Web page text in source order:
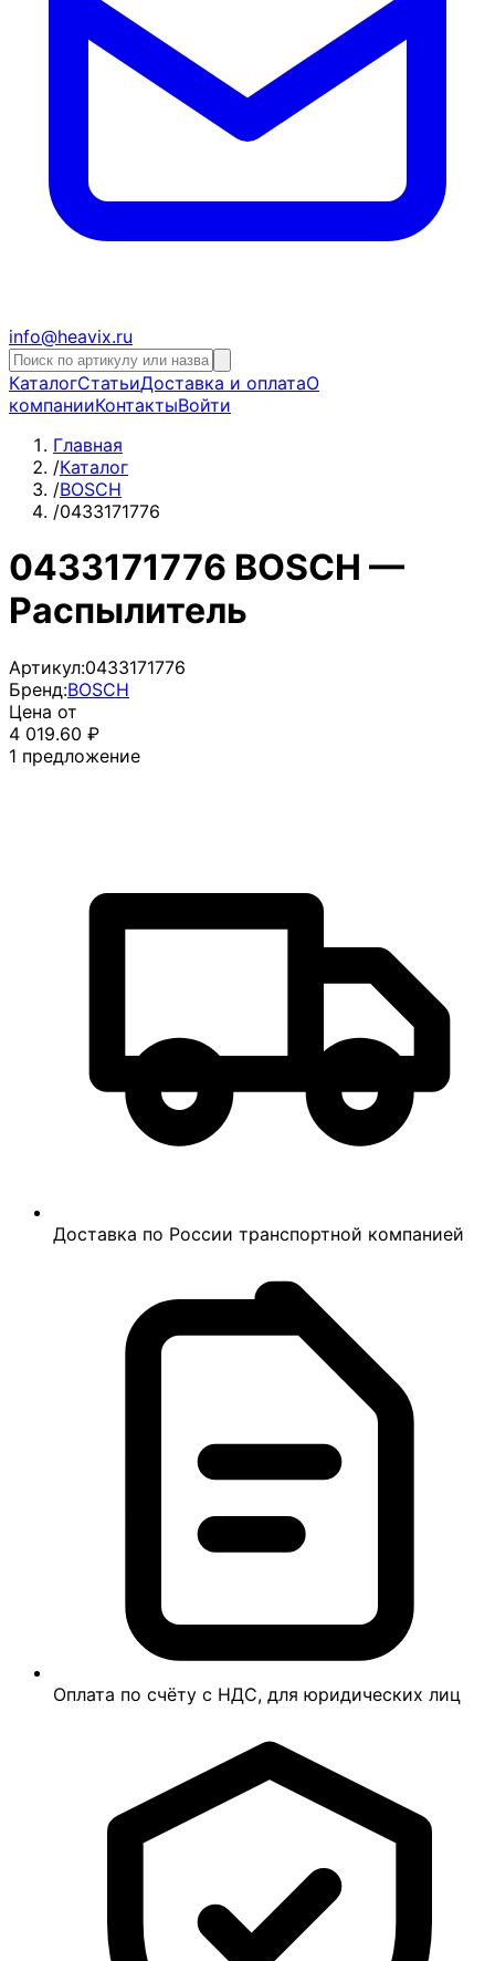
info@heavix.ru
КаталогСтатьиДоставка и оплатаО
компанииКонтактыВойти
Главная
/Каталог
/BOSCH
/0433171776
0433171776 BOSCH —
Распылитель
Артикул:0433171776
Бренд:BOSCH
Цена от
4 019.60 ₽
1 предложение
Доставка по России транспортной компанией
Оплата по счёту с НДС, для юридических лиц